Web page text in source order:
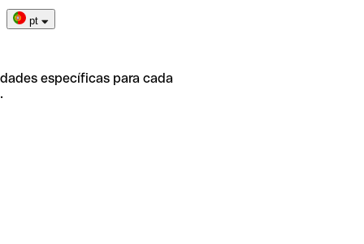
pt
específicas para cada